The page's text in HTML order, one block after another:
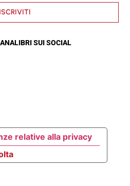
ISCRIVITI
SUI SOCIAL
relative alla privacy